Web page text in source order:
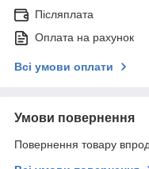
Післяплата
Оплата на рахунок
Всі умови оплати
Умови повернення
Повернення товару